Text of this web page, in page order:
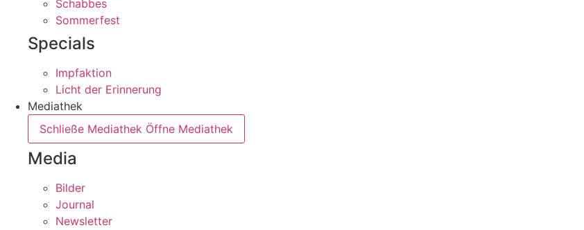
Schabbes
Sommerfest
Specials
Impfaktion
Licht der Erinnerung
Mediathek
Schließe Mediathek Öffne Mediathek
Media
Bilder
Journal
Newsletter